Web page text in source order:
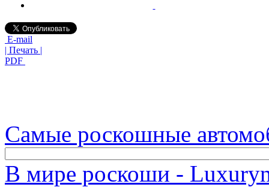
E-mail
| Печать |
PDF
Самые роскошные
В мире роскоши -